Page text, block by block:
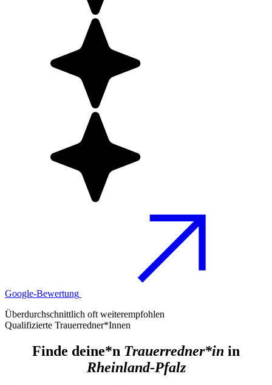
Google-Bewertung
Überdurchschnittlich oft weiterempfohlen
Qualifizierte Trauerredner*Innen
Finde deine*n Trauerredner*in in
Rheinland-Pfalz